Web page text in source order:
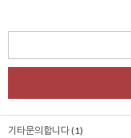
기타문의합니다 (1)